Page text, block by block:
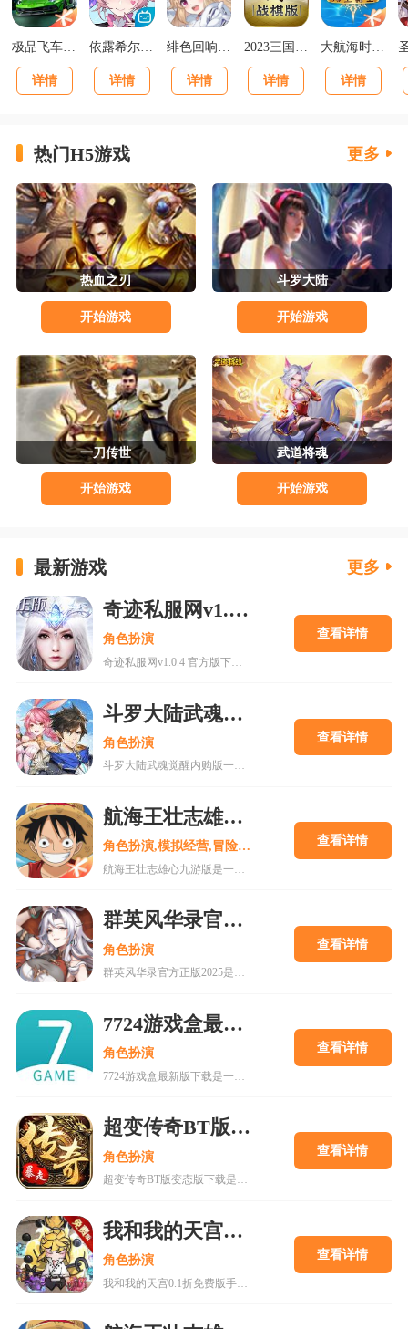
极品飞车集结最新版v1.1.184.1931331
详情
依露希尔星晓官方正版
详情
绯色回响正版
详情
2023三国志战棋版下载官网版
详情
大航海时代海上霸主下载
详情
热门H5游戏 更多
热血之刃
开始游戏
斗罗大陆
开始游戏
一刀传世
开始游戏
武道将魂
开始游戏
最新游戏 更多
奇迹私服网v1.0.4 官方版下载
角色扮演 查看详情
斗罗大陆武魂觉醒内购版
角色扮演
斗罗大陆武魂觉醒内购版一款最新公测的玄幻修仙手游，经典IP改编，游戏高度还原人物剧情，上线就送礼包，魂器魂环应有尽有，等级越高福利越多，收集角色搭配阵容，自动匹配真人玩家。18183手游网为您提供斗罗大陆武魂觉醒内购版下载。
查看详情
航海王壮志雄心九游版
角色扮演,模拟经营,冒险解谜 查看详情
群英风华录官方正版2025
角色扮演
群英风华录官方正版2025是一款集策略、养成与冒险于一体的国风卡牌游戏，以三国背景为题材，玩家将在历史的洪流中书写属于自己的传奇篇章，通过招募群英，征战四方称霸天下。喜欢的快来18183下载吧~
查看详情
7724游戏盒最新版下载
角色扮演 查看详情
超变传奇BT版变态版下载
角色扮演
超变传奇BT版变态版下载是一款以PK为主的大型即时战斗游戏。经典复古的传奇游戏,轻松挂机,高度自由的开放性规则设定等你来解锁!
查看详情
我和我的天宫0.1折免费版手游
角色扮演 查看详情